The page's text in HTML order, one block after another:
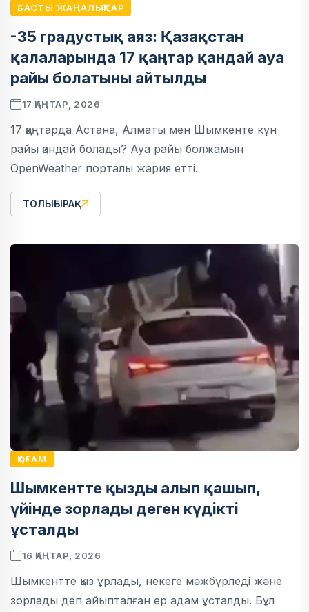
БАСТЫ ЖАҢАЛЫҚТАР
-35 градустық аяз: Қазақстан
қалаларында 17 қаңтар қандай ауа
райы болатыны айтылды
17 ҚАҢТАР, 2026
17 қаңтарда Астана, Алматы мен Шымкенте күн
райы қандай болады? Ауа райы болжамын
OpenWeather порталы жария етті.
ТОЛЫҒЫРАҚ
ҚОҒАМ
Шымкентте қызды алып қашып,
үйінде зорлады деген күдікті
ұсталды
16 ҚАҢТАР, 2026
Шымкентте қыз ұрлады, некеге мәжбүрледі және
зорлады деп айыпталған ер адам ұсталды. Бұл